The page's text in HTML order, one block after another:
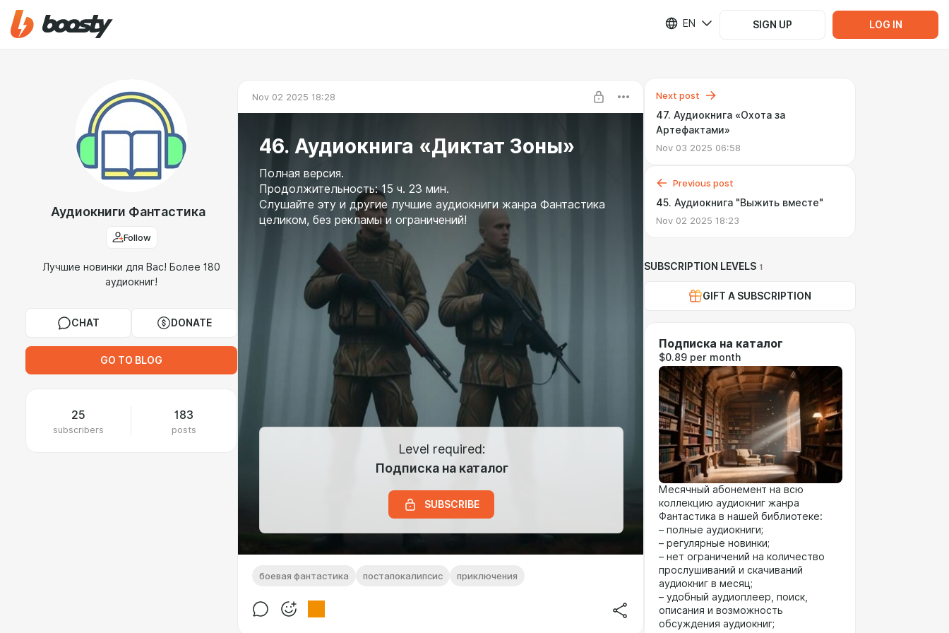
EN SIGN UP LOG IN
Аудиокниги Фантастика
Follow
Лучшие новинки для Вас! Более 180
аудиокниг!
CHAT DONATE
GO TO BLOG
25
subscribers
183
posts
Nov 02 2025 18:28
46. Аудиокнига «Диктат Зоны»
Полная версия.
Продолжительность: 15 ч. 23 мин.
Слушайте эту и другие лучшие аудиокниги жанра Фантастика
целиком, без рекламы и ограничений!
Level required:
Подписка на каталог
SUBSCRIBE
боевая фантастика постапокалипсис приключения
Next post
47. Аудиокнига «Охота за
Артефактами»
Nov 03 2025 06:58
Previous post
45. Аудиокнига "Выжить вместе"
Nov 02 2025 18:23
SUBSCRIPTION LEVELS 1
GIFT A SUBSCRIPTION
Подписка на каталог
$0.89 per month
Месячный абонемент на всю
коллекцию аудиокниг жанра
Фантастика в нашей библиотеке:
– полные аудиокниги;
– регулярные новинки;
– нет ограничений на количество
прослушиваний и скачиваний
аудиокниг в месяц;
– удобный аудиоплеер, поиск,
описания и возможность
обсуждения аудиокниг;